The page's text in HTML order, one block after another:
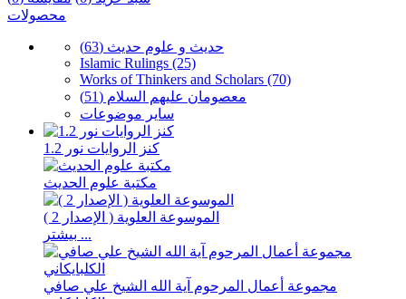
محصولات
حدیث و علوم حدیث (63)
Islamic Rulings (25)
Works of Thinkers and Scholars (70)
معصومان علیهم السلام (51)
سایر موضوعات
كنز الروايات نور 1.2
مكتبة علوم الحديث
الموسوعة العلوية ( الإصدار 2 )
بیشتر ...
مجموعة أعمال المرحوم آية الله الشيخ علي صافي